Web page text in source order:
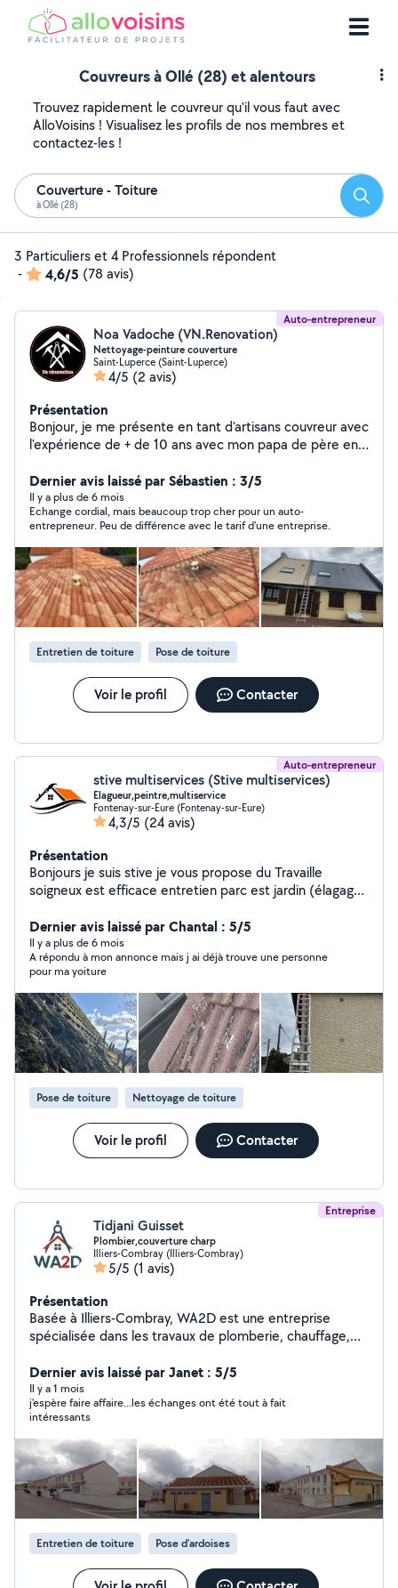
Couvreurs à Ollé (28) et alentours
Trouvez rapidement le couvreur qu'il vous faut avec
AlloVoisins ! Visualisez les profils de nos membres et
contactez-les !
Couverture - Toiture
à Ollé (28)
3 Particuliers et 4 Professionnels répondent
-
4,6/5 (78 avis)
Auto-entrepreneur
Noa Vadoche (VN.Renovation)
Nettoyage-peinture couverture
Saint-Luperce (Saint-Luperce)
4/5 (2 avis)
Présentation
Bonjour, je me présente en tant d'artisans couvreur avec
l'expérience de + de 10 ans avec mon papa de père en
couverture, peinture, maçonnerie n'hésitez pas à me
contacter pour plus de renseignements devis et
déplacement intervient en cas d'urgence merci
Cordialement. V.N rénovation
Dernier avis laissé par Sébastien : 3/5
Il y a plus de 6 mois
Echange cordial, mais beaucoup trop cher pour un auto-
entrepreneur. Peu de différence avec le tarif d'une entreprise.
Entretien de toiture Pose de toiture
Voir le profil Contacter
Auto-entrepreneur
stive multiservices (Stive multiservices)
Elagueur,peintre,multiservice
Fontenay-sur-Eure (Fontenay-sur-Eure)
4,3/5 (24 avis)
Présentation
Bonjours je suis stive je vous propose du Travaille
soigneux est efficace entretien parc est jardin (élagage)
Dernier avis laissé par Chantal : 5/5
Il y a plus de 6 mois
A répondu à mon annonce mais j ai déjà trouve une personne
pour ma yoiture
Pose de toiture Nettoyage de toiture
Voir le profil Contacter
Entreprise
Tidjani Guisset
Plombier,couverture charp
Illiers-Combray (Illiers-Combray)
5/5 (1 avis)
Présentation
Basée à Illiers-Combray, WA2D est une entreprise
spécialisée dans les travaux de plomberie, chauffage,
pour les particuliers, professionnels et collectivités, avec
un savoir-faire reconnu et un souci constant de la
qualité. Nos domaines d'intervention : Installation et
dépannage plomberie / sanitaire Pose, entretien et
remplacement de chauffage, chaudières, radiateurs
Recherche et réparation de fuites d'eau Rénovation de
salle de bain clé en main Petits travaux de rénovation et
maintenance du bâtiment
Dernier avis laissé par Janet : 5/5
Il y a 1 mois
j'espère faire affaire...les échanges ont été tout à fait
intéressants
Entretien de toiture Pose d'ardoises